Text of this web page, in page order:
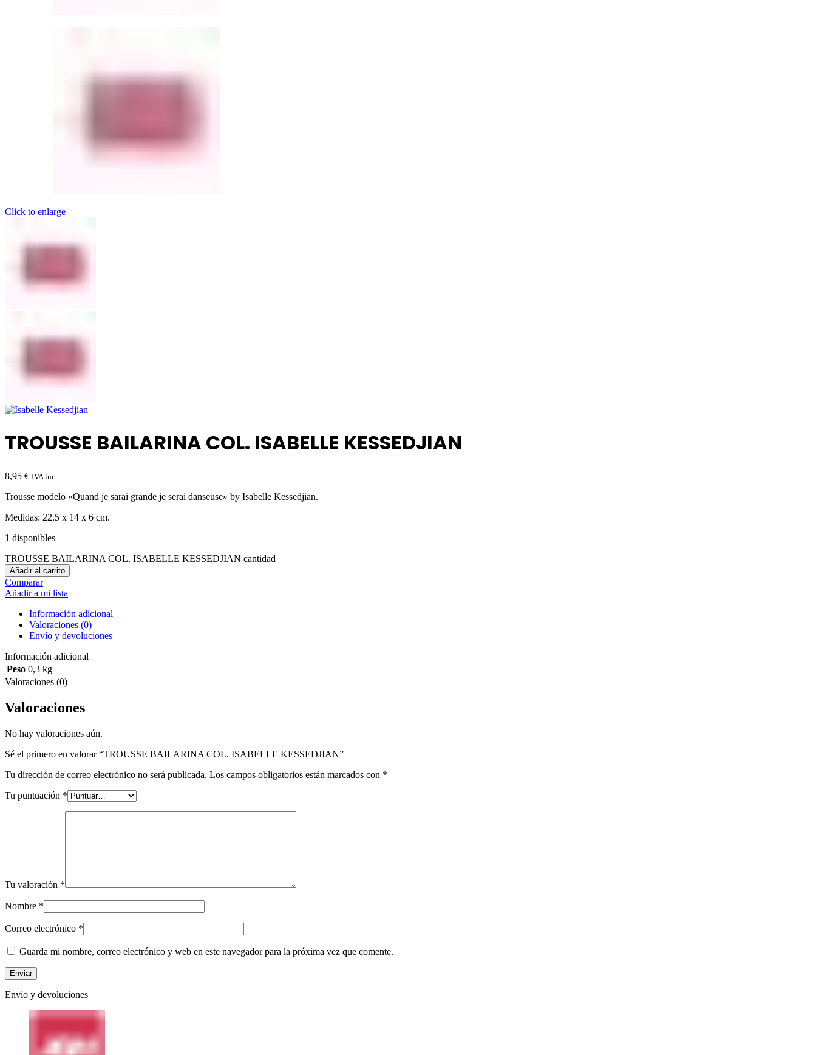
Click to enlarge
TROUSSE BAILARINA COL. ISABELLE KESSEDJIAN
8,95 € IVA inc.
Trousse modelo «Quand je sarai grande je serai danseuse» by Isabelle Kessedjian.
Medidas: 22,5 x 14 x 6 cm.
1 disponibles
TROUSSE BAILARINA COL. ISABELLE KESSEDJIAN cantidad
Añadir al carrito
Comparar
Añadir a mi lista
Información adicional
Valoraciones (0)
Envío y devoluciones
Información adicional
Peso 0,3 kg
Valoraciones (0)
Valoraciones
No hay valoraciones aún.
Sé el primero en valorar “TROUSSE BAILARINA COL. ISABELLE KESSEDJIAN”
Tu dirección de correo electrónico no será publicada. Los campos obligatorios están marcados con *
Tu puntuación *
Tu valoración *
Nombre *
Correo electrónico *
Guarda mi nombre, correo electrónico y web en este navegador para la próxima vez que comente.
Envío y devoluciones